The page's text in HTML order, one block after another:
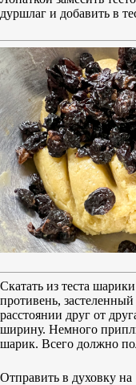
дуршлаг и добавить в
Скатать из теста
противень,
расстоянии друг от
ширину. Немного
шарик. Всего должно
Отправить в духовку на